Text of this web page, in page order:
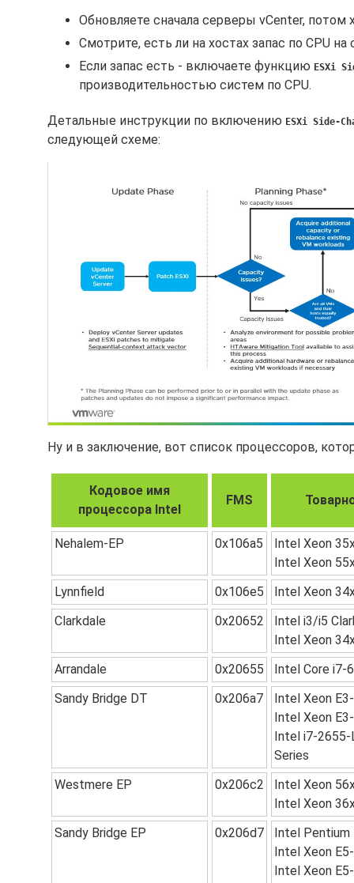
Обновляете сначала серверы vCenter, потом
Смотрите, есть ли на хостах запас по CPU
Если запас есть - включаете функцию ESXi
производительностью систем по CPU.
Детальные инструкции по включению ESXi Side-
следующей схеме:
Ну и в заключение, вот список процессоров,
Кодовое имя
процессора Intel
FMS
Nehalem-EP 0x106a5
Intel Xeon
Intel Xeon
Lynnfield
0x106e5
Intel Xeon
Clarkdale
0x20652
Intel i3/i5
Intel Xeon
Arrandale
0x20655
Intel Core i7-
Sandy Bridge DT
0x206a7
Intel Xeon
Intel Xeon
Intel i7-
Series
Westmere EP
0x206c2
Intel Xeon
Intel Xeon
Sandy Bridge EP
0x206d7
Intel Pentium
Intel Xeon
Intel Xeon